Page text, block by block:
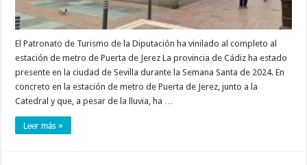
El Patronato de Turismo de la Diputación ha vinilado al completo al
estación de metro de Puerta de Jerez La provincia de Cádiz ha estado
presente en la ciudad de Sevilla durante la Semana Santa de 2024. En
concreto en la estación de metro de Puerta de Jerez, junto a la
Catedral y que, a pesar de la lluvia, ha …
Leer más »